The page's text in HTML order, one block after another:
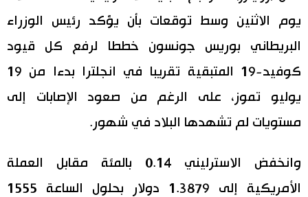
اقتصاد
مجتمع
ثقافة
طوكيو
المطبخ الياباني
يوم الاثنين وسط توقعات بأن يؤكد رئيس الوزراء
البريطاني بوريس جونسون خططا لرفع كل قيود
كوفيد-19 المتبقية تقريبا في انجلترا بدءا من 19
يوليو تموز، على الرغم من صعود الإصابات إلى
مستويات لم تشهدها البلاد في شهور.
وانخفض الاسترليني 0.14 بالمئة مقابل العملة
الأمريكية إلى 1.3879 دولار بحلول الساعة 1555